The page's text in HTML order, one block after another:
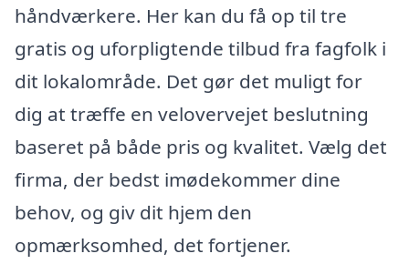
håndværkere. Her kan du få op til tre
gratis og uforpligtende tilbud fra fagfolk i
dit lokalområde. Det gør det muligt for
dig at træffe en velovervejet beslutning
baseret på både pris og kvalitet. Vælg det
firma, der bedst imødekommer dine
behov, og giv dit hjem den
opmærksomhed, det fortjener.